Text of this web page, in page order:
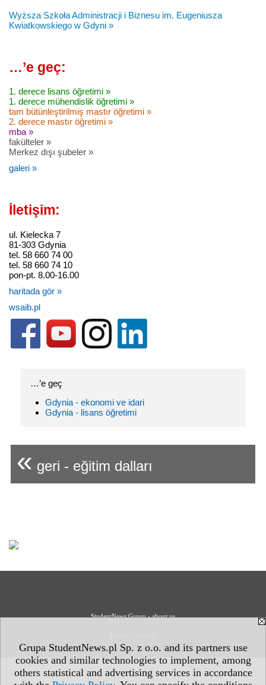
Grupa StudentNews.pl Sp. z o.o. and its partners use
cookies and similar technologies to implement, among
others statistical and advertising services in accordance
Wyższa Szkoła Administracji i Biznesu im. Eugeniusza
Kwiatkowskiego w Gdyni »
…’e geç:
1. derece lisans öğretimi »
1. derece mühendislik öğretimi »
tam bütünleştirilmiş mastır öğretimi »
2. derece mastır öğretimi »
mba »
fakülteler »
Merkez dışı şubeler »
galeri »
İletişim:
ul. Kielecka 7
81-303 Gdynia
tel. 58 660 74 00
tel. 58 660 74 10
pon-pt. 8.00-16.00
haritada gör »
wsaib.pl
…’e geç
Gdynia - ekonomi ve idari
Gdynia - lisans öğretimi
« geri - eğitim dalları
StudentNews Group - about us